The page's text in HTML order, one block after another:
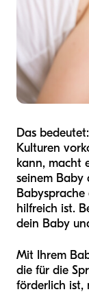
Das
Kulturen
kann, macht
seinem Baby
hilfreich ist.
dein Baby
Mit Ihrem
die für die
förderlich ist,